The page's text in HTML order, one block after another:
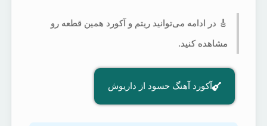
🎸 در ادامه می‌توانید ریتم و آکورد همین قطعه رو
مشاهده کنید.
آکورد آهنگ حسود از داریوش